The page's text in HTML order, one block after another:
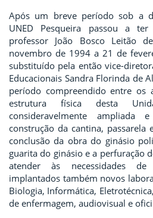
Após um breve período sob a
UNED Pesqueira passou a
professor João Bosco Leitão
novembro de 1994 a 21 de
substituído pela então vice-
Educacionais Sandra Florinda de
período compreendido entre
estrutura física desta
consideravelmente ampliada
construção da cantina, passarela
conclusão da obra do ginásio
guarita do ginásio e a perfuração
atender às necessidades de
implantados também novos
Biologia, Informática,
de enfermagem, audiovisual e